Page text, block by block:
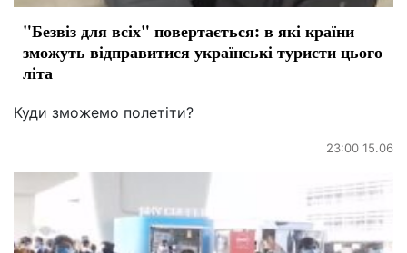
"Безвіз для всіх" повертається: в які країни
зможуть відправитися українські туристи цього
літа
Куди зможемо полетіти?
23:00 15.06